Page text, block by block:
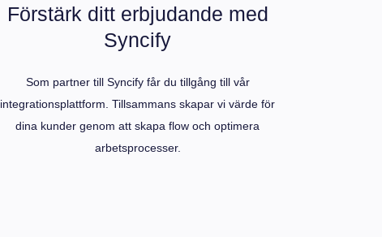
Förstärk ditt erbjudande med
Syncify
Som partner till Syncify får du tillgång till vår
integrationsplattform. Tillsammans skapar vi värde för
dina kunder genom att skapa flow och optimera
arbetsprocesser.